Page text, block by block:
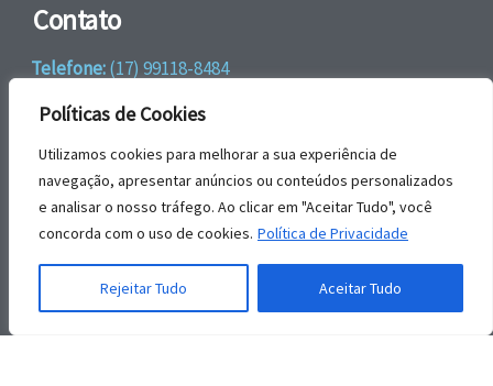
Políticas de Cookies
Utilizamos cookies para melhorar a sua experiência de
navegação, apresentar anúncios ou conteúdos personalizados
e analisar o nosso tráfego. Ao clicar em "Aceitar Tudo", você
concorda com o uso de cookies. Política de Privacidade
Rejeitar Tudo Aceitar Tudo
Contato
Telefone:(17) 99118-8484
WhatsApp:+55 (17) 99118-8484
email:faleconosco@gbrengenharia.com
Rua Jatai, nº 81
Jardim das Paineiras, Ilha Solteira – SP